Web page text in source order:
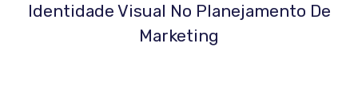
Identidade Visual No Planejamento De
Marketing